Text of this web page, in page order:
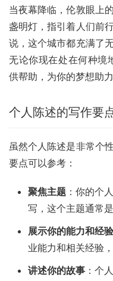
当夜幕降临，伦敦眼上
盏明灯，指引着人们前
说，这个城市都充满了
无论你现在处在何种境
供帮助，为你的梦想助力
个人陈述的写作要
虽然个人陈述是非常个
要点可以参考：
聚焦主题 ：你的个
写，这个主题通常
展示你的能力和经验
业能力和相关经验
讲述你的故事 ：个